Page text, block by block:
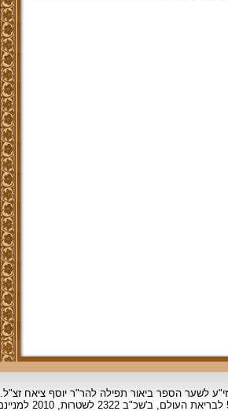
לשער הספר ביאור תפילה להר"ר יוסף ציאח זצ"ל.